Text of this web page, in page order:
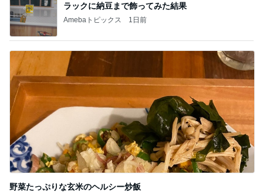
ラックに納豆まで飾ってみた結果
Amebaトピックス 1日前
野菜たっぷりな玄米のヘルシー炒飯